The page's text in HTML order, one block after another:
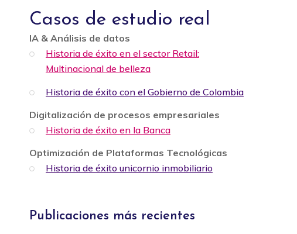
Casos de estudio real
IA & Análisis de datos
Historia de éxito en el sector Retail:
Multinacional de belleza
Historia de éxito con el Gobierno de Colombia
Digitalización de procesos empresariales
Historia de éxito en la Banca
Optimización de Plataformas Tecnológicas
Historia de éxito unicornio inmobiliario
Publicaciones más recientes